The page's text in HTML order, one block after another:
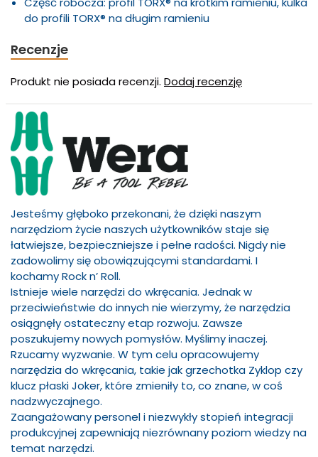
do profili TORX® na długim ramieniu
Recenzje
Produkt nie posiada recenzji. Dodaj recenzję
Jesteśmy głęboko przekonani, że dzięki naszym
narzędziom życie naszych użytkowników staje się
łatwiejsze, bezpieczniejsze i pełne radości. Nigdy nie
zadowolimy się obowiązującymi standardami. I
kochamy Rock n’ Roll.
Istnieje wiele narzędzi do wkręcania. Jednak w
przeciwieństwie do innych nie wierzymy, że narzędzia
osiągnęły ostateczny etap rozwoju. Zawsze
poszukujemy nowych pomysłów. Myślimy inaczej.
Rzucamy wyzwanie. W tym celu opracowujemy
narzędzia do wkręcania, takie jak grzechotka Zyklop czy
klucz płaski Joker, które zmieniły to, co znane, w coś
nadzwyczajnego.
Zaangażowany personel i niezwykły stopień integracji
produkcyjnej zapewniają niezrównany poziom wiedzy na
temat narzędzi.